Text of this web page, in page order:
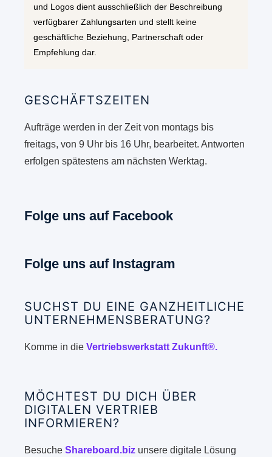
und Logos dient ausschließlich der Beschreibung
verfügbarer Zahlungsarten und stellt keine
geschäftliche Beziehung, Partnerschaft oder
Empfehlung dar.
GESCHÄFTSZEITEN
Aufträge werden in der Zeit von montags bis
freitags, von 9 Uhr bis 16 Uhr, bearbeitet. Antworten
erfolgen spätestens am nächsten Werktag.
Folge uns auf Facebook
Folge uns auf Instagram
SUCHST DU EINE GANZHEITLICHE
UNTERNEHMENSBERATUNG?
Komme in dieVertriebswerkstatt Zukunft®.
MÖCHTEST DU DICH ÜBER
DIGITALEN VERTRIEB
INFORMIEREN?
BesucheShareboard.biz unsere digitale Lösung